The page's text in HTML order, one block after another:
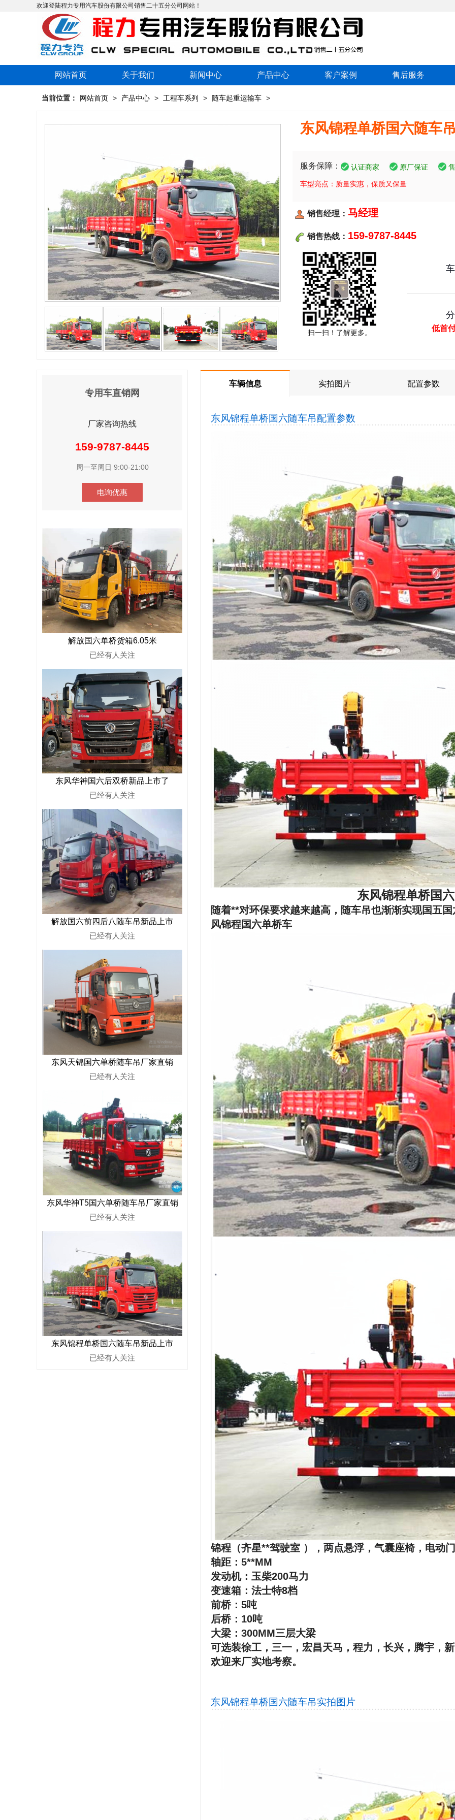
欢迎登陆程力专用汽车股份有限公司销售二十五分公司网站！
网站首页 关于我们 新闻中心 产品中心 客户案例 售后服务
当前位置： 网站首页 > 产品中心 > 工程车系列 > 随车起重运输车 >
东风锦程单桥国六随车
服务保障： 认证商家 原厂保证
车型亮点：质量实惠，保质又保量
销售经理： 马经理
销售热线： 159-9787-8445
扫一扫！了解更多。 低首
车辆信息 实拍图片 配置参数
东风锦程单桥国六随车吊配置参数
东风锦程单桥国
随着**对环保要求越来越高，随车吊也渐渐实现国五
风锦程国六单桥车
锦程（齐星**驾驶室 ），两点悬浮，气囊座椅，电动
轴距：5**MM
发动机：玉柴200马力
变速箱：法士特8档
前桥：5吨
后桥：10吨
大梁：300MM三层大梁
可选装徐工，三一，宏昌天马，程力，长兴，腾宇，
欢迎来厂实地考察。
东风锦程单桥国六随车吊实拍图片
专用车直销网
厂家咨询热线
159-9787-8445
周一至周日 9:00-21:00
电询优惠
解放国六单桥货箱6.05米
已经有人关注
东风华神国六后双桥新品上市了
已经有人关注
解放国六前四后八随车吊新品上市
已经有人关注
东风天锦国六单桥随车吊厂家直销
已经有人关注
东风华神T5国六单桥随车吊厂家直销
已经有人关注
东风锦程单桥国六随车吊新品上市
已经有人关注